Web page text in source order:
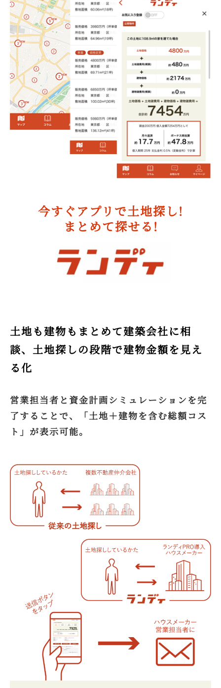
今すぐアプリで土地探し!
まとめて探せる!
土地も建物もまとめて建築会社に相
談、土地探しの段階で建物金額を見え
る化
営業担当者と資金計画シミュレーションを完
了することで、「土地＋建物を含む総額コス
ト」が表示可能。